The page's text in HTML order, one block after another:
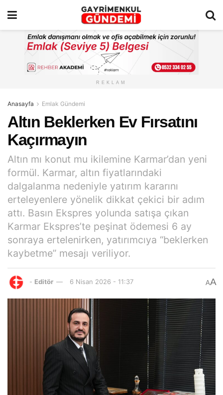
REKLAM
Anasayfa Emlak Gündemi
Altın Beklerken Ev Fırsatını
Kaçırmayın
Altın mı konut mu ikilemine Karmar’dan yeni
formül. Karmar, altın fiyatlarındaki
dalgalanma nedeniyle yatırım kararını
erteleyenlere yönelik dikkat çekici bir adım
attı. Basın Ekspres yolunda satışa çıkan
Karmar Ekspres’te peşinat ödemesi 6 ay
sonraya ertelenirken, yatırımcıya “beklerken
kaybetme” mesajı veriliyor.
- Editör 6 Nisan 2026 - 11:37 AA